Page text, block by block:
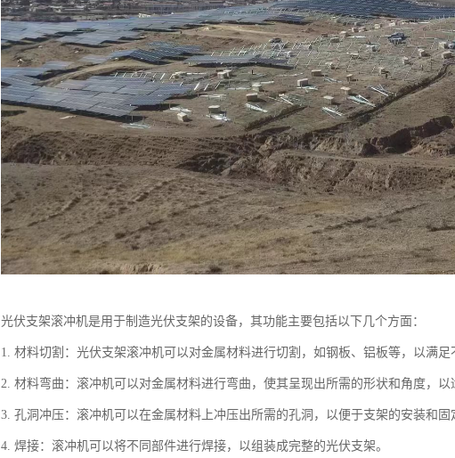
光伏支架滚冲机是用于制造光伏支架的设备，其功能主要包括以下几个方面：
1. 材料切割：光伏支架滚冲机可以对金属材料进行切割，如钢板、铝板等，以满足
2. 材料弯曲：滚冲机可以对金属材料进行弯曲，使其呈现出所需的形状和角度，以
3. 孔洞冲压：滚冲机可以在金属材料上冲压出所需的孔洞，以便于支架的安装和固
4. 焊接：滚冲机可以将不同部件进行焊接，以组装成完整的光伏支架。